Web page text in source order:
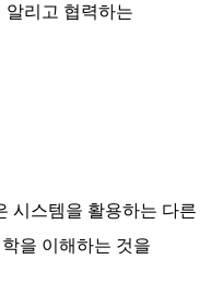
알리고 협력하는
시스템을 활용하는 다른
을 이해하는 것을